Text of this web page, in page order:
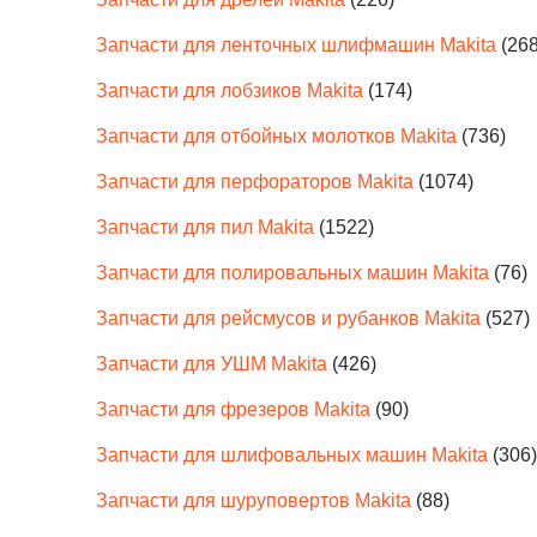
Запчасти для ленточных шлифмашин Makita
Запчасти для лобзиков Makita (174)
Запчасти для отбойных молотков Makita (736)
Запчасти для перфораторов Makita (1074)
Запчасти для пил Makita (1522)
Запчасти для полировальных машин Makita (76)
Запчасти для рейсмусов и рубанков Makita (527)
Запчасти для УШМ Makita (426)
Запчасти для фрезеров Makita (90)
Запчасти для шлифовальных машин Makita (306)
Запчасти для шуруповертов Makita (88)